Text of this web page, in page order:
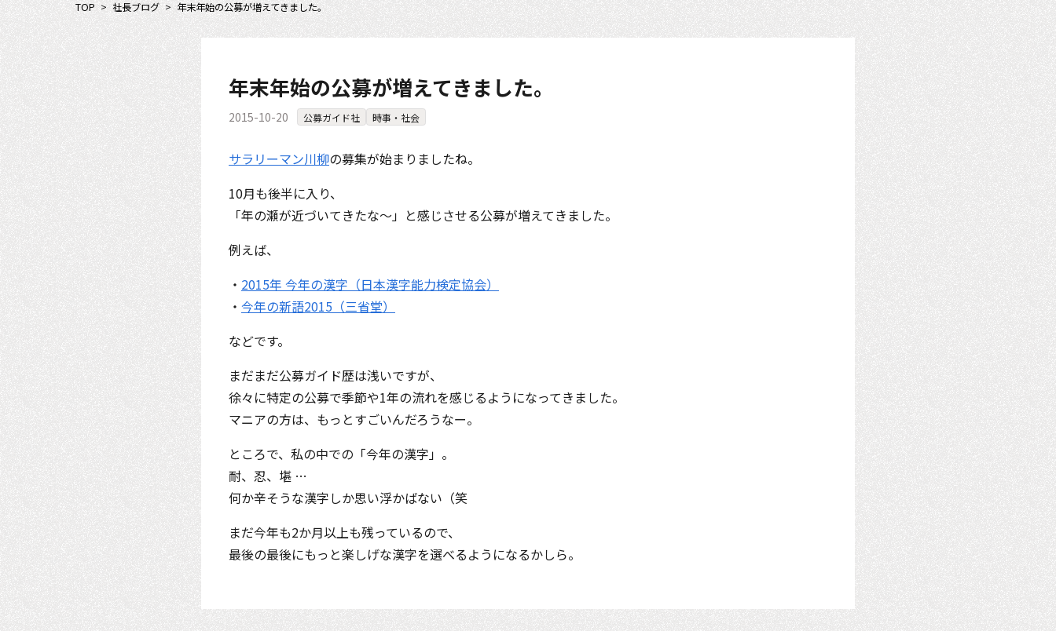
TOP > 社長ブログ > 年末年始の公募が増えてきました。
年末年始の公募が増えてきました。
2015-10-20 公募ガイド社 時事・社会
サラリーマン川柳の募集が始まりましたね。
10月も後半に入り、
「年の瀬が近づいてきたな～」と感じさせる公募が増えてきました。
例えば、
・ 2015年 今年の漢字（日本漢字能力検定協会）
・ 今年の新語2015（三省堂）
などです。
まだまだ公募ガイド歴は浅いですが、
徐々に特定の公募で季節や1年の流れを感じるようになってきました。
マニアの方は、もっとすごいんだろうなー。
ところで、私の中での「今年の漢字」。
耐、忍、堪 …
何か辛そうな漢字しか思い浮かばない（笑
まだ今年も2か月以上も残っているので、
最後の最後にもっと楽しげな漢字を選べるようになるかしら。